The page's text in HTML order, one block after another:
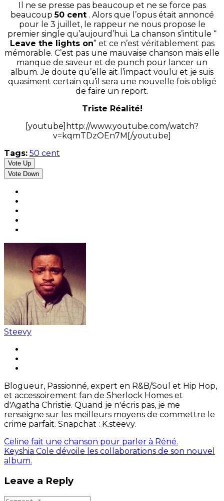
Il ne se presse pas beaucoup et ne se force pas
beaucoup50 cent. Alors que l’opus était annoncé
pour le 3 juillet, le rappeur ne nous propose le
premier single qu’aujourd’hui. La chanson s’intitule “
Leave the lights on” et ce n’est véritablement pas
mémorable. C’est pas une mauvaise chanson mais elle
manque de saveur et de punch pour lancer un
album. Je doute qu’elle ait l’impact voulu et je suis
quasiment certain qu’il sera une nouvelle fois obligé
de faire un report.
Triste Réalité!
[youtube]http://www.youtube.com/watch?
v=kqmTDzOEn7M[/youtube]
Tags: 50 cent
Vote Up
Vote Down
Steevy
Blogueur, Passionné, expert en R&B/Soul et Hip Hop,
et accessoirement fan de Sherlock Homes et
d'Agatha Christie. Quand je n'écris pas, je me
renseigne sur les meilleurs moyens de commettre le
crime parfait. Snapchat : K.steevy.
Celine fait une chanson pour parler à Réné.
Keyshia Cole dévoile les collaborations de son nouvel
album.
Leave a Reply